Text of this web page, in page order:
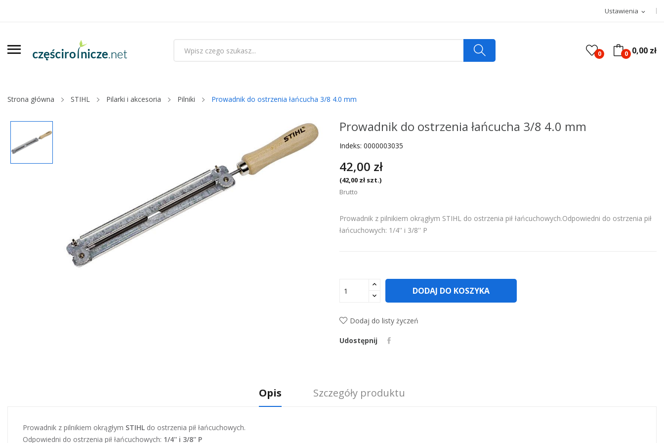
Ustawienia expand_more
0 0,00 zł
0
Strona główna STIHL Pilarki i akcesoria Pilniki Prowadnik do ostrzenia łańcucha 3/8 4.0 mm
Prowadnik do ostrzenia łańcucha 3/8 4.0 mm
Indeks: 0000003035
42,00 zł
(42,00 zł szt.)
Brutto
Prowadnik z pilnikiem okrągłym STIHL do ostrzenia pił łańcuchowych.Odpowiedni do ostrzenia pił
łańcuchowych: 1/4'' i 3/8'' P
DODAJ DO KOSZYKA
Dodaj do listy życzeń
Udostępnij
Opis Szczegóły produktu
Prowadnik z pilnikiem okrągłym STIHL do ostrzenia pił łańcuchowych.
Odpowiedni do ostrzenia pił łańcuchowych: 1/4'' i 3/8'' P